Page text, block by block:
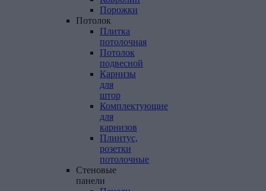
Порожки
Потолок
Плитка
потолочная
Потолок
подвесной
Карнизы
для
штор
Комплектующие
для
карнизов
Плинтус,
розетки
потолочные
Стеновые
панели